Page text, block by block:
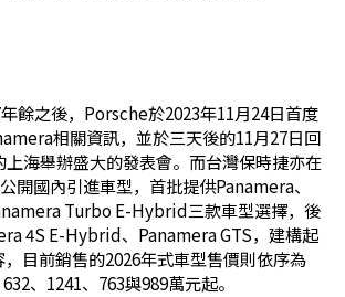
餘之後，Porsche於2023年11月24日首度
相關資訊，並於三天後的11月27日回
上海舉辦盛大的發表會。而台灣保時捷亦在
開國內引進車型，首批提供Panamera、
Turbo E-Hybrid三款車型選擇，後
4S E-Hybrid、Panamera GTS，建構起
目前銷售的2026年式車型售價則依序為
、1241、763與989萬元起。